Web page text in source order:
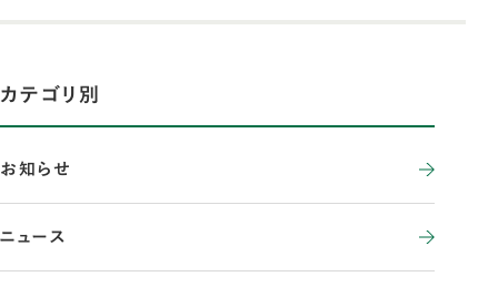
カテゴリ別
お知らせ
ニュース